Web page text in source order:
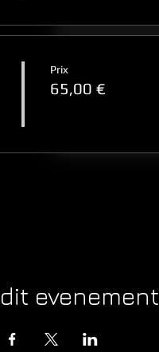
Prix
65,00 €
evenement